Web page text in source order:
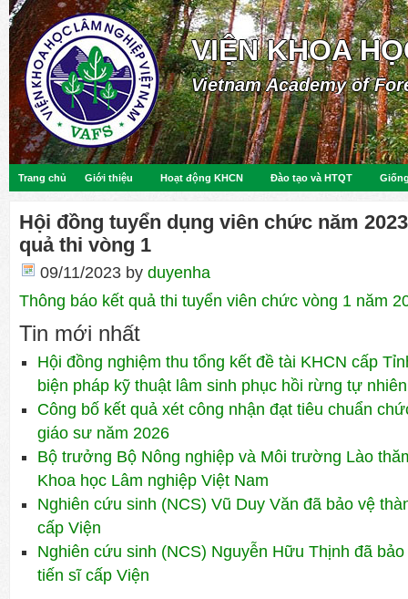
VIỆN KHOA
Vietnam Academy of
Trang chủ Giới thiệu Hoạt động KHCN Đào tạo và HTQT
Hội đồng tuyển dụng viên chức năm
quả thi vòng 1
09/11/2023 by duyenha
Thông báo kết quả thi tuyển viên chức vòng 1 năm
Tin mới nhất
Hội đồng nghiệm thu tổng kết đề tài KHCN cấp
biện pháp kỹ thuật lâm sinh phục hồi rừng tự
Công bố kết quả xét công nhận đạt tiêu chuẩn
giáo sư năm 2026
Bộ trưởng Bộ Nông nghiệp và Môi trường Lào
Khoa học Lâm nghiệp Việt Nam
Nghiên cứu sinh (NCS) Vũ Duy Văn đã bảo vệ
cấp Viện
Nghiên cứu sinh (NCS) Nguyễn Hữu Thịnh đã
tiến sĩ cấp Viện